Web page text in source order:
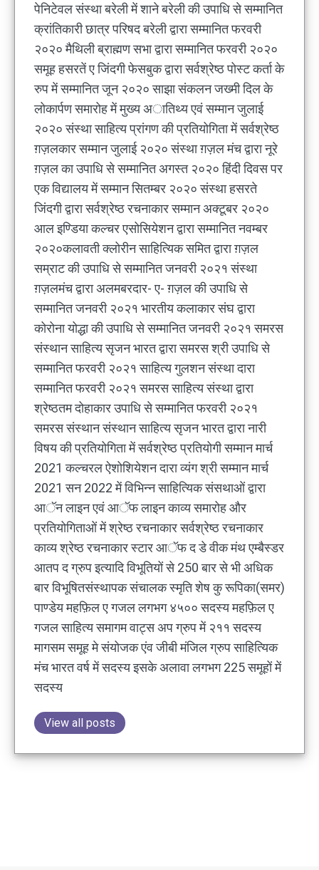
पेनिटेवल संस्था बरेली में शाने बरेली की उपाधि से सम्मानित
क्रांतिकारी छात्र परिषद बरेली द्वारा सम्मानित फरवरी
२०२० मैथिली ब्राह्मण सभा द्वारा सम्मानित फरवरी २०२०
समूह हसरतें ए जिंदगी फेसबुक द्वारा सर्वश्रेष्ठ पोस्ट कर्ता के
रुप में सम्मानित जून २०२० साझा संकलन जख्मी दिल के
लोकार्पण समारोह में मुख्य अातिथ्य एवं सम्मान जुलाई
२०२० संस्था साहित्य प्रांगण की प्रतियोगिता में सर्वश्रेष्ठ
ग़ज़लकार सम्मान जुलाई २०२० संस्था ग़ज़ल मंच द्वारा नूरे
ग़ज़ल का उपाधि से सम्मानित अगस्त २०२० हिंदी दिवस पर
एक विद्यालय में सम्मान सितम्बर २०२० संस्था हसरते
जिंदगी द्वारा सर्वश्रेष्ठ रचनाकार सम्मान अक्टूबर २०२०
आल इण्डिया कल्चर एसोसियेशन द्वारा सम्मानित नवम्बर
२०२०कलावती क्लोरीन साहित्यिक समित द्वारा ग़ज़ल
सम्राट की उपाधि से सम्मानित जनवरी २०२१ संस्था
ग़ज़लमंच द्वारा अलमबरदार- ए- ग़ज़ल की उपाधि से
सम्मानित जनवरी २०२१ भारतीय कलाकार संघ द्वारा
कोरोना योद्धा की उपाधि से सम्मानित जनवरी २०२१ समरस
संस्थान साहित्य सृजन भारत द्वारा समरस श्री उपाधि से
सम्मानित फरवरी २०२१ साहित्य गुलशन संस्था दारा
सम्मानित फरवरी २०२१ समरस साहित्य संस्था द्वारा
श्रेष्ठतम दोहाकार उपाधि से सम्मानित फरवरी २०२१
समरस संस्थान संस्थान साहित्य सृजन भारत द्वारा नारी
विषय की प्रतियोगिता में सर्वश्रेष्ठ प्रतियोगी सम्मान मार्च
2021 कल्चरल ऐशोशियेशन दारा व्यंग श्री सम्मान मार्च
2021 सन 2022 में विभिन्न साहित्यिक संसथाओं द्वारा
आॅन लाइन एवं आॅफ लाइन काव्य समारोह और
प्रतियोगिताओं में श्रेष्ठ रचनाकार सर्वश्रेष्ठ रचनाकार
काव्य श्रेष्ठ रचनाकार स्टार आॅफ द डे वीक मंथ एम्बैस्डर
आतप द ग्रुप इत्यादि विभूतियों से 250 बार से भी अधिक
बार विभूषितसंस्थापक संचालक स्मृति शेष कु रूपिका(समर)
पाण्डेय महफ़िल ए गजल लगभग ४५०० सदस्य महफ़िल ए
गजल साहित्य समागम वाट्स अप ग्रुप में २११ सदस्य
मागसम समूह मे संयोजक एंव जीबी मंजिल ग्रुप साहित्यिक
मंच भारत वर्ष में सदस्य इसके अलावा लगभग 225 समूहों में
सदस्य
View all posts